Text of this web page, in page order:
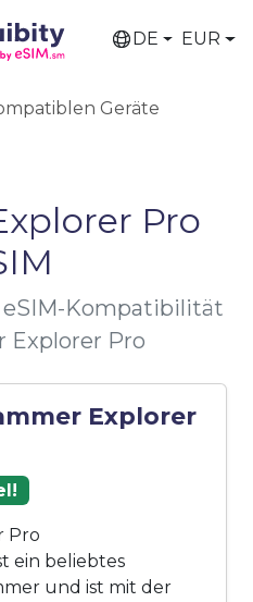
DE EUR
Geräte
Pro
Kompatibilität
Explorer Pro
Explorer
Pro
ein beliebtes
und ist mit der